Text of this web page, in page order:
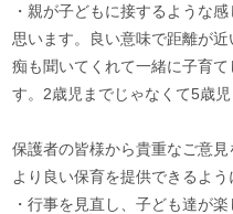
・親が子どもに接するような
思います。良い意味で距離が
痴も聞いてくれて一緒に子育
す。2歳児までじゃなくて5歳児
保護者の皆様から貴重なご意見
より良い保育を提供できるよう
・行事を見直し、子ども達が